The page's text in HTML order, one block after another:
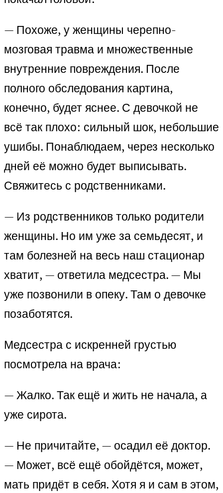
— Похоже, у женщины черепно-
мозговая травма и множественные
внутренние повреждения. После
полного обследования картина,
конечно, будет яснее. С девочкой не
всё так плохо: сильный шок, небольшие
ушибы. Понаблюдаем, через несколько
дней её можно будет выписывать.
Свяжитесь с родственниками.
— Из родственников только родители
женщины. Но им уже за семьдесят, и
там болезней на весь наш стационар
хватит, — ответила медсестра. — Мы
уже позвонили в опеку. Там о девочке
позаботятся.
Медсестра с искренней грустью
посмотрела на врача:
— Жалко. Так ещё и жить не начала, а
уже сирота.
— Не причитайте, — осадил её доктор.
— Может, всё ещё обойдётся, может,
мать придёт в себя. Хотя я и сам в этом,